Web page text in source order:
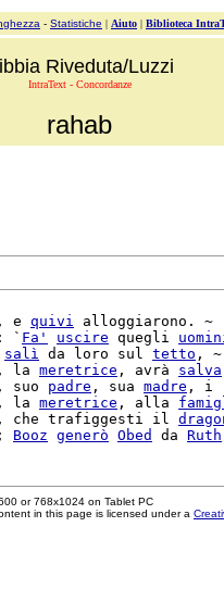
- Statistiche | Aiuto | Biblioteca
Riveduta/Luzzi
IntraText - Concordanze
rahab
, e quivi alloggiarono. ~
: ` Fa' uscire quegli
salì da loro sul tetto , ~
, la meretrice , avrà salva
, suo padre , sua madre , i
, la meretrice , alla
, che trafiggesti il
; Booz generò Obed da Ruth
or 768x1024 on Tablet PC
in this page is licensed under a